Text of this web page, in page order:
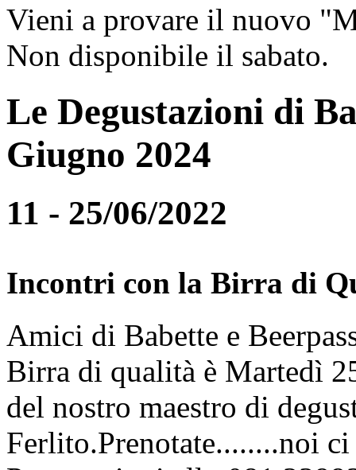
Vieni a provare il nuovo
Non disponibile il sabato.
Le Degustazioni di
Giugno 2024
11 - 25/06/2022
Incontri con la Birra di
Amici di Babette e
Birra di qualità è Martedì
del nostro maestro di
Ferlito.Prenotate........noi